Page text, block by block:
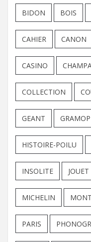
BIDON BOIS
CAHIER CANON
CASINO
COLLECTION
GEANT
HISTOIRE-POILU
INSOLITE JOUET
MICHELIN
PARIS